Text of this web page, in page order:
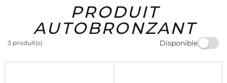
Homme Marques Idées
Cadeaux
PRODUIT
AUTOBRONZANT
3 produit(s) Disponible